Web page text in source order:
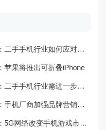
忠机者手机专卖平台：二手手机行业如何应对新消费升级的趋势
苹果将推出可折叠iPhone
忠机者手机专卖平台：二手手机行业需进一步扩大市场份额
忠机者手机专卖平台：手机厂商加强品牌营销和用户服务
忠机者手机专卖平台：5G网络改变手机游戏市场格局